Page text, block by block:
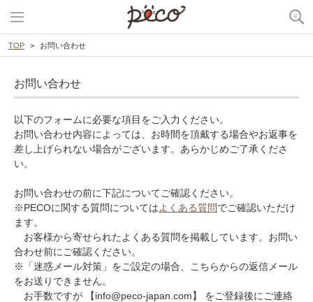
TOP お問い合わせ
お問い合わせ
以下のフォームに必要な項目をご入力ください。
お問い合わせ内容によっては、お時間を頂戴する場合やお返事を
差し上げられない場合がございます。あらかじめご了承くださ
い。
お問い合わせの前に下記についてご確認ください。
※PECOに関する質問についてはよくある質問でご確認いただけ
ます。
お客様から寄せられたよくある質問を掲載しています。お問い
合わせ前にご確認ください。
※「迷惑メール対策」をご設定の場合、こちらからの返信メール
をお送りできません。
お手数ですが 【info@peco-japan.com】 をご登録後にご連絡